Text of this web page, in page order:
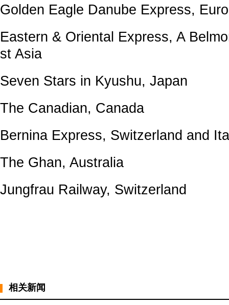
Golden Eagle Danube Express,
Eastern & Oriental Express, A
st Asia
Seven Stars in Kyushu, Japan
The Canadian, Canada
Bernina Express, Switzerland and
The Ghan, Australia
Jungfrau Railway, Switzerland
相关新闻